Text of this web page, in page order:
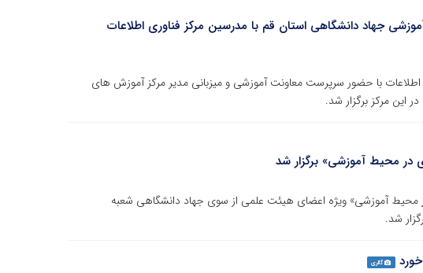
جهاد دانشگاهی استان قم با مدرسین مرکز فناوری اطلاعات
با حضور سرپرست معاونت آموزشی و میزبانی مدیر مرکز آموزش های
این مرکز برگزار شد.
در محیط آموزشی» برگزار شد
محیط آموزشی» ویژه اعضای هیئت علمی از سوی جهاد دانشگاهی شعبه
شد.
گالری